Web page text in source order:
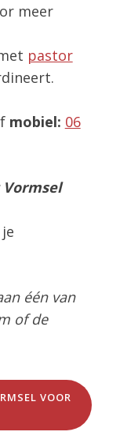
meer
pastor
mobiel: 06
één van
of de
VOOR